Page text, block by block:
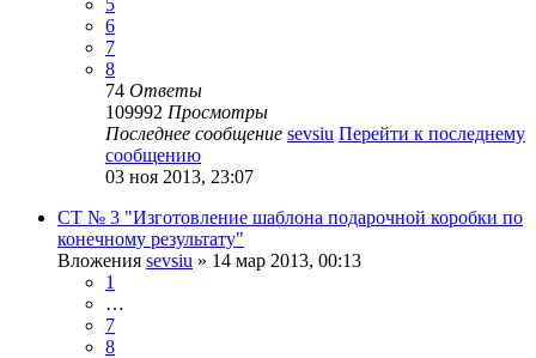
6
7
8
74 Ответы
109992 Просмотры
Последнее сообщение sevsiu Перейти к последнему
сообщению
03 ноя 2013, 23:07
СТ № 3 "Изготовление шаблона подарочной коробки по
конечному результату"
Вложения sevsiu » 14 мар 2013, 00:13
1
…
7
8